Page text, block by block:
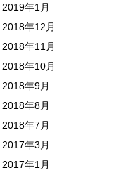
2019年1月
2018年12月
2018年11月
2018年10月
2018年9月
2018年8月
2018年7月
2017年3月
2017年1月